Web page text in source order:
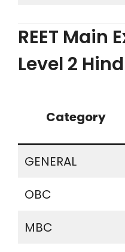
REET Main
Level 2
Category
GENERAL
OBC
MBC